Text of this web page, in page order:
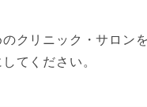
クリニック・サロン
てください。